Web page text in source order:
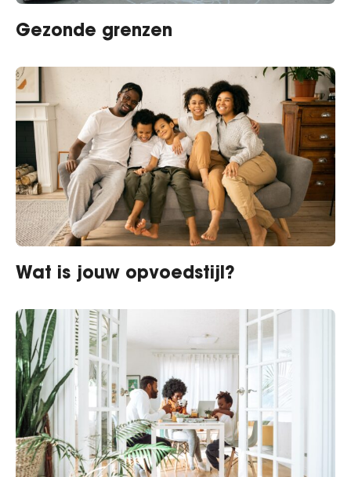
Gezonde grenzen
Wat is jouw opvoedstijl?